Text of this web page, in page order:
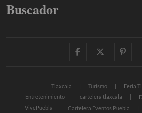
Buscador
facebook
Tlaxcala Turismo
Feria
Entretenimiento
cartelera tlaxcala
VivePuebla
Cartelera Eventos Puebla